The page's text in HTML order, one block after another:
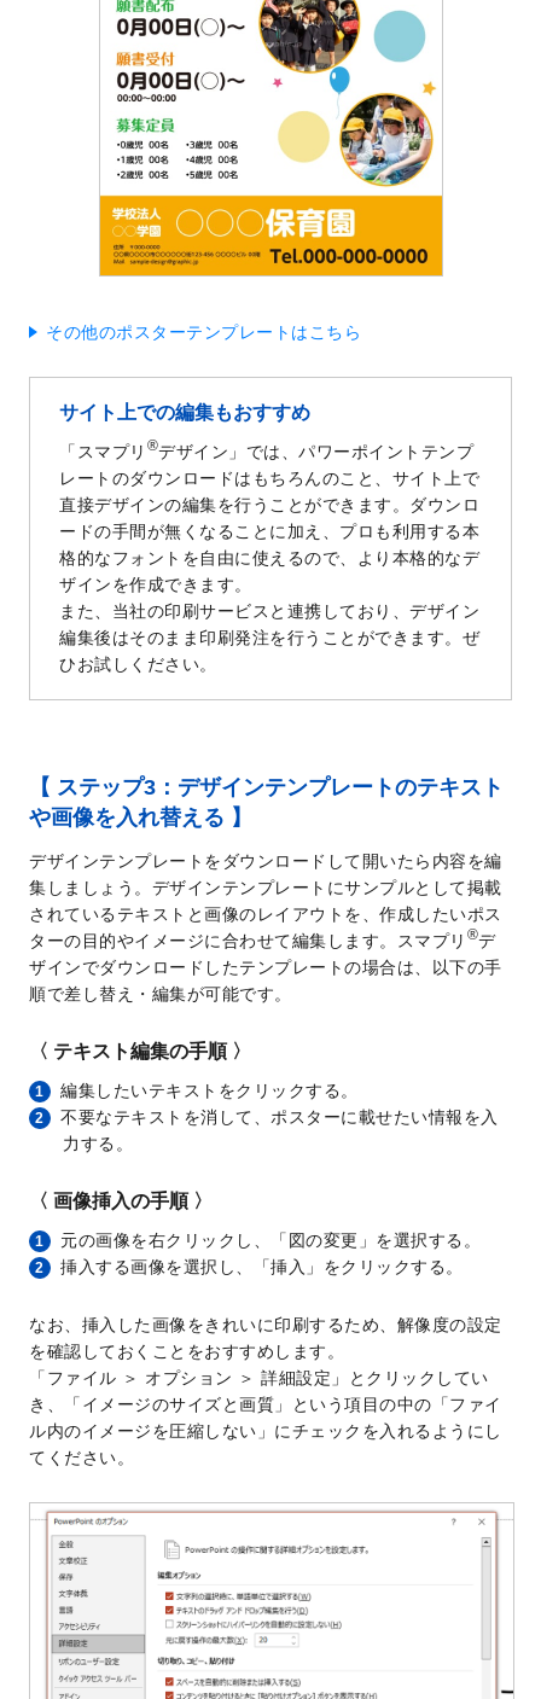
その他のポスターテンプレートはこちら
サイト上での編集もおすすめ
「スマプリ ®デザイン」では、パワーポイントテンプ
レートのダウンロードはもちろんのこと、サイト上で
直接デザインの編集を行うことができます。ダウンロ
ードの手間が無くなることに加え、プロも利用する本
格的なフォントを自由に使えるので、より本格的なデ
ザインを作成できます。
また、当社の印刷サービスと連携しており、デザイン
編集後はそのまま印刷発注を行うことができます。ぜ
ひお試しください。
【 ステップ3：デザインテンプレートのテキスト
や画像を入れ替える 】
デザインテンプレートをダウンロードして開いたら内容を編
集しましょう。デザインテンプレートにサンプルとして掲載
されているテキストと画像のレイアウトを、作成したいポス
ターの目的やイメージに合わせて編集します。スマプリ ®デ
ザインでダウンロードしたテンプレートの場合は、以下の手
順で差し替え・編集が可能です。
〈 テキスト編集の手順 〉
1 編集したいテキストをクリックする。
2
不要なテキストを消して、ポスターに載せたい情報を入
力する。
〈 画像挿入の手順 〉
1 元の画像を右クリックし、「図の変更」を選択する。
2 挿入する画像を選択し、「挿入」をクリックする。
なお、挿入した画像をきれいに印刷するため、解像度の設定
を確認しておくことをおすすめします。
「ファイル ＞ オプション ＞ 詳細設定」とクリックしてい
き、「イメージのサイズと画質」という項目の中の「ファイ
ル内のイメージを圧縮しない」にチェックを入れるようにし
てください。